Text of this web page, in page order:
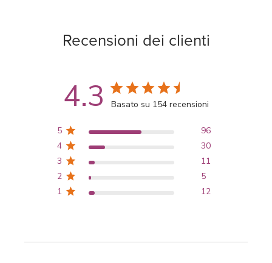
Recensioni dei clienti
4.3 Basato su 154 recensioni
5
96
4
30
3
11
2
5
1
12